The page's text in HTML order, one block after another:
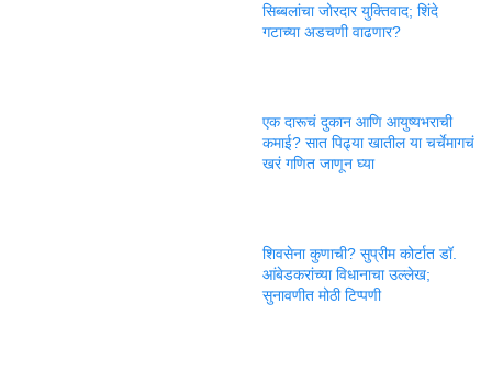
सिब्बलांचा जोरदार युक्तिवाद; शिंदे
गटाच्या अडचणी वाढणार?
एक दारूचं दुकान आणि आयुष्यभराची
कमाई? सात पिढ्या खातील या चर्चेमागचं
खरं गणित जाणून घ्या
शिवसेना कुणाची? सुप्रीम कोर्टात डॉ.
आंबेडकरांच्या विधानाचा उल्लेख;
सुनावणीत मोठी टिप्पणी